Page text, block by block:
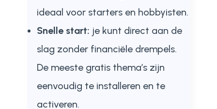
ideaal voor starters en hobbyisten.
Snelle start: je kunt direct aan de
slag zonder financiële drempels.
De meeste gratis thema’s zijn
eenvoudig te installeren en te
activeren.